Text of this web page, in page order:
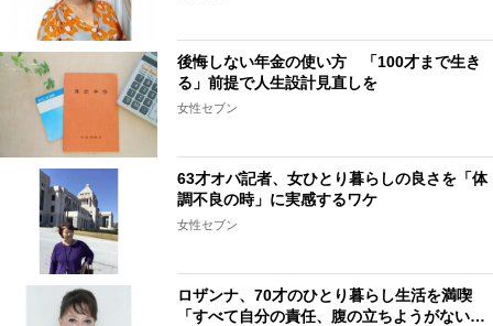
後悔しない年金の使い方 「100才まで生き
る」前提で人生設計見直しを
女性セブン
63才オバ記者、女ひとり暮らしの良さを「体
調不良の時」に実感するワケ
女性セブン
ロザンナ、70才のひとり暮らし生活を満喫
「すべて自分の責任、腹の立ちようがない…